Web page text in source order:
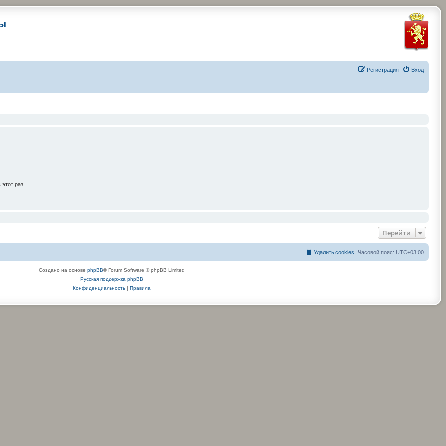
Вход
Регистрация
раз
Перейти
Часовой пояс: UTC+03:00
Удалить cookies
Создано на основе phpBB® Forum Software © phpBB Limited
Русская поддержка phpBB
Конфиденциальность| Правила